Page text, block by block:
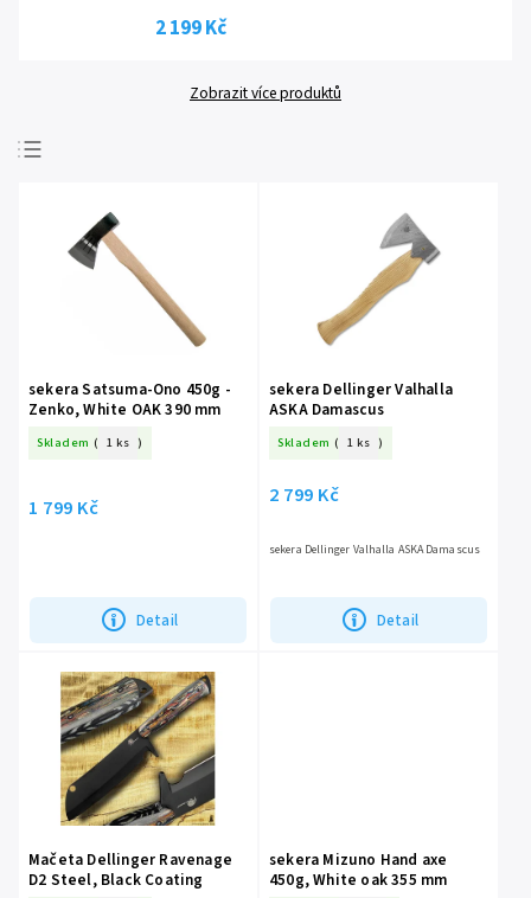
2 199 Kč
Zobrazit více produktů
Nejlevnější
Nejdražší
sekera Satsuma-Ono 450g -
Zenko, White OAK 390 mm
Skladem ( 1 ks )
1 799 Kč
Detail
sekera Dellinger Valhalla
ASKA Damascus
Skladem ( 1 ks )
2 799 Kč
Detail
sekera Dellinger Valhalla ASKA Damascus
Mačeta Dellinger Ravenage
D2 Steel, Black Coating
sekera Mizuno Hand axe
450g, White oak 355 mm